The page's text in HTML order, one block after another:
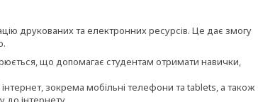
друкованих та електронних ресурсів. Це дає змогу
що допомагає студентам отримати навички,
зокрема мобільні телефони та tablets, а також